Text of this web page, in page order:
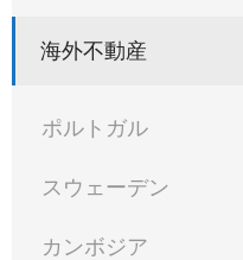
海外不動産
ポルトガル
スウェーデン
カンボジア